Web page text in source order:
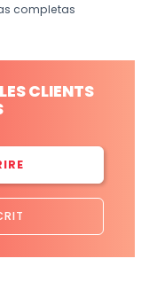
completas
CLIENTS